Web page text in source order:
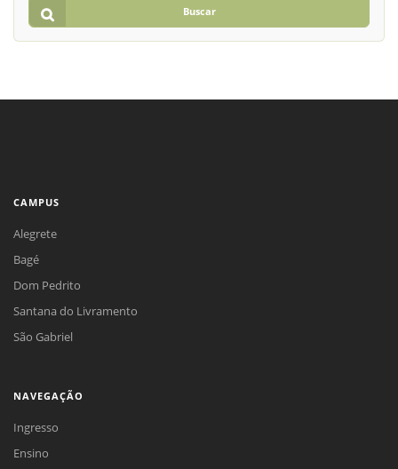
Buscar
CAMPUS
Alegrete
Bagé
Dom Pedrito
Santana do Livramento
São Gabriel
NAVEGAÇÃO
Ingresso
Ensino